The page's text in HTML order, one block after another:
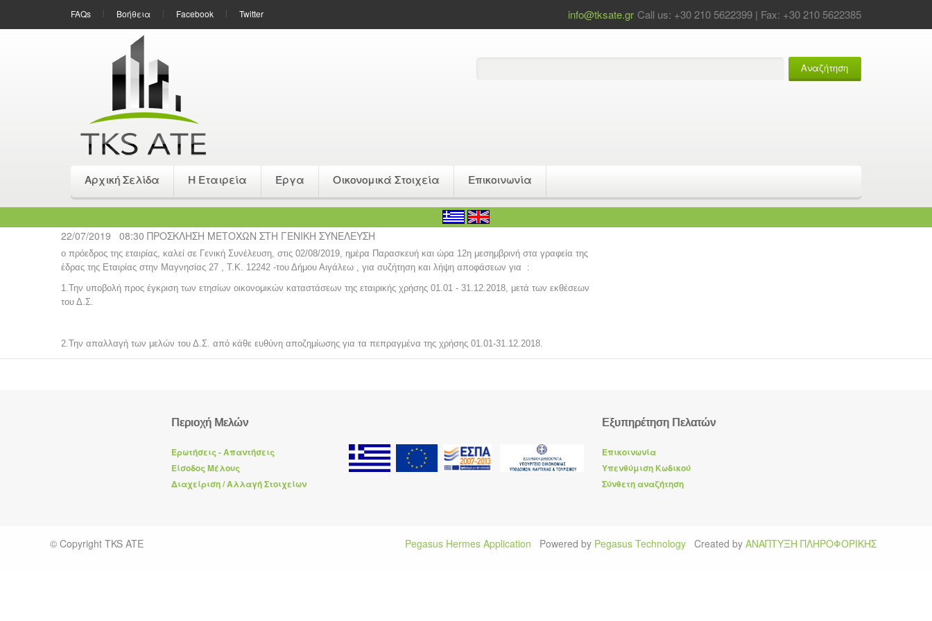
FAQs Βοήθεια Facebook Twitter info@tksate.gr Call us: +30 210 5622399 | Fax: +30 210 5622385
Αναζήτηση
Aρχική Σελίδα Η Εταιρεία Έργα Οικονομικά Στοιχεία Επικοινωνία
22/07/2019 08:30 ΠΡΟΣΚΛΗΣΗ ΜΕΤΟΧΩΝ ΣΤΗ ΓΕΝΙΚΗ ΣΥΝΕΛΕΥΣΗ
ο πρόεδρος της εταιρίας, καλεί σε Γενική Συνέλευση, στις 02/08/2019, ημέρα Παρασκευή και ώρα 12η μεσημβρινή στα γραφεία της
έδρας της Εταιρίας στην Μαγνησίας 27 , Τ.Κ. 12242 -του Δήμου Αιγάλεω , για συζήτηση και λήψη αποφάσεων για :
1.Την υποβολή προς έγκριση των ετησίων οικονομικών καταστάσεων της εταιρικής χρήσης 01.01 - 31.12.2018, μετά των εκθέσεων
του Δ.Σ.
2.Την απαλλαγή των μελών του Δ.Σ. από κάθε ευθύνη αποζημίωσης για τα πεπραγμένα της χρήσης 01.01-31.12.2018.
Περιοχή Mελών
Ερωτήσεις - Απαντήσεις
Eίσοδος Μέλους
Διαχείριση / Aλλαγή Στοιχείων
Εξυπηρέτηση Πελατών
Eπικοινωνία
Yπενθύμιση Κωδικού
Σύνθετη αναζήτηση
© Copyright TKS ATE Pegasus Hermes Application Powered by Pegasus Technology Created by ΑΝΑΠΤΥΞΗ ΠΛΗΡΟΦΟΡΙΚΗΣ